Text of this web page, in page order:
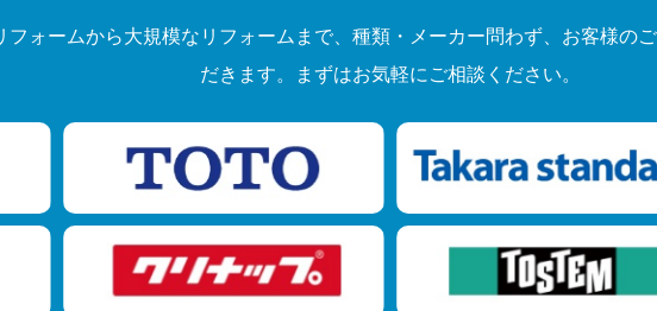
ォームから大規模なリフォームまで、種類・メーカー問わず、お客様の
だきます。まずはお気軽にご相談ください。